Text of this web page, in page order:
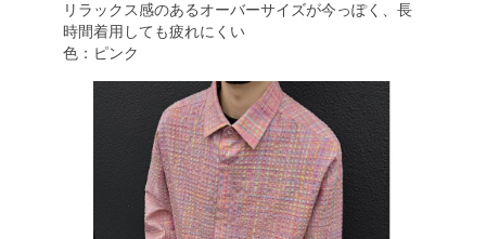
リラックス感のあるオーバーサイズが今っぽく、長
時間着用しても疲れにくい
色：ピンク